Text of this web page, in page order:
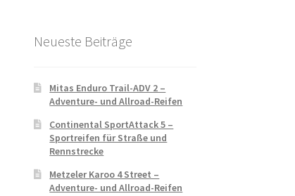
Neueste Beiträge
Mitas Enduro Trail-ADV 2 –
Adventure- und Allroad-Reifen
Continental SportAttack 5 –
Sportreifen für Straße und
Rennstrecke
Metzeler Karoo 4 Street –
Adventure- und Allroad-Reifen